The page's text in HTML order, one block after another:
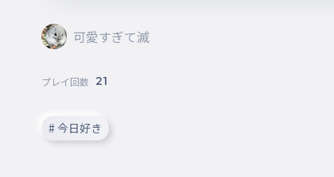
可愛すぎて滅
プレイ回数 21
# 今日好き